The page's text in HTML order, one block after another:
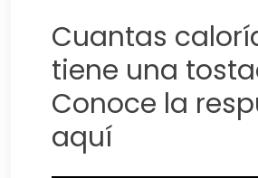
Cuantas
tiene una
Conoce la
aquí